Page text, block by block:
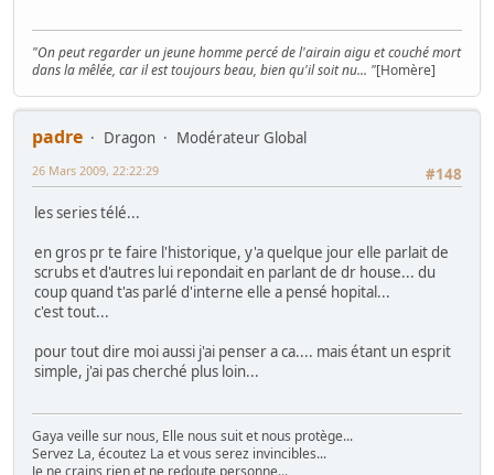
"On peut regarder un jeune homme percé de l'airain aigu et couché mort
dans la mêlée, car il est toujours beau, bien qu'il soit nu... "[Homère]
padre Dragon
Modérateur Global
#148
26 Mars 2009, 22:22:29
les series télé...
en gros pr te faire l'historique, y'a quelque jour elle parlait de
scrubs et d'autres lui repondait en parlant de dr house... du
coup quand t'as parlé d'interne elle a pensé hopital...
c'est tout...
pour tout dire moi aussi j'ai penser a ca.... mais étant un esprit
simple, j'ai pas cherché plus loin...
Gaya veille sur nous, Elle nous suit et nous protège...
Servez La, écoutez La et vous serez invincibles...